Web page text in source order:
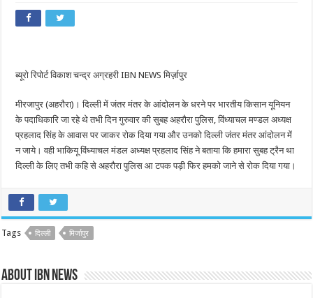
ब्यूरो रिपोर्ट विकाश चन्द्र अग्रहरी IBN NEWS मिर्ज़ापुर
मीरजापुर (अहरौरा)। दिल्ली में जंतर मंतर के आंदोलन के धरने पर भारतीय किसान यूनियन
के पदाधिकारि जा रहे थे तभी दिन गुरुवार की सुबह अहरौरा पुलिस, विंध्याचल मण्डल अध्यक्ष
प्रहलाद सिंह के आवास पर जाकर रोक दिया गया और उनको दिल्ली जंतर मंतर आंदोलन में
न जाये। वही भाकियू विंध्याचल मंडल अध्यक्ष प्रहलाद सिंह ने बताया कि हमारा सुबह ट्रैन था
दिल्ली के लिए तभी कहि से अहरौरा पुलिस आ टपक पड़ी फिर हमको जाने से रोक दिया गया।
Tags दिल्ली मिर्जापुर
About IBN NEWS